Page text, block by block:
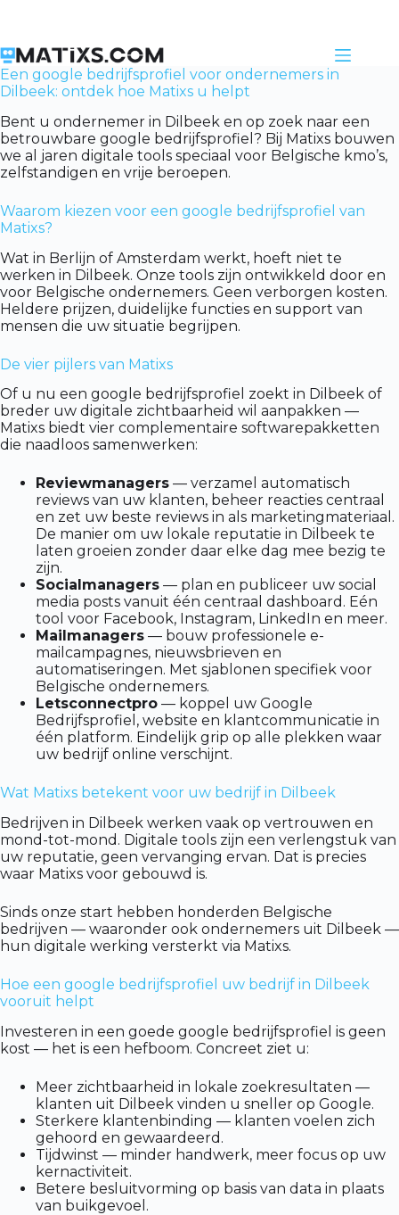
Een google bedrijfsprofiel voor ondernemers in
Dilbeek: ontdek hoe Matixs u helpt
Bent u ondernemer in Dilbeek en op zoek naar een
betrouwbare google bedrijfsprofiel? Bij Matixs bouwen
we al jaren digitale tools speciaal voor Belgische kmo’s,
zelfstandigen en vrije beroepen.
Waarom kiezen voor een google bedrijfsprofiel van
Matixs?
Wat in Berlijn of Amsterdam werkt, hoeft niet te
werken in Dilbeek. Onze tools zijn ontwikkeld door en
voor Belgische ondernemers. Geen verborgen kosten.
Heldere prijzen, duidelijke functies en support van
mensen die uw situatie begrijpen.
De vier pijlers van Matixs
Of u nu een google bedrijfsprofiel zoekt in Dilbeek of
breder uw digitale zichtbaarheid wil aanpakken —
Matixs biedt vier complementaire softwarepakketten
die naadloos samenwerken:
Reviewmanagers — verzamel automatisch
reviews van uw klanten, beheer reacties centraal
en zet uw beste reviews in als marketingmateriaal.
De manier om uw lokale reputatie in Dilbeek te
laten groeien zonder daar elke dag mee bezig te
zijn.
Socialmanagers — plan en publiceer uw social
media posts vanuit één centraal dashboard. Eén
tool voor Facebook, Instagram, LinkedIn en meer.
Mailmanagers — bouw professionele e-
mailcampagnes, nieuwsbrieven en
automatiseringen. Met sjablonen specifiek voor
Belgische ondernemers.
Letsconnectpro — koppel uw Google
Bedrijfsprofiel, website en klantcommunicatie in
één platform. Eindelijk grip op alle plekken waar
uw bedrijf online verschijnt.
Wat Matixs betekent voor uw bedrijf in Dilbeek
Bedrijven in Dilbeek werken vaak op vertrouwen en
mond-tot-mond. Digitale tools zijn een verlengstuk van
uw reputatie, geen vervanging ervan. Dat is precies
waar Matixs voor gebouwd is.
Sinds onze start hebben honderden Belgische
bedrijven — waaronder ook ondernemers uit Dilbeek —
hun digitale werking versterkt via Matixs.
Hoe een google bedrijfsprofiel uw bedrijf in Dilbeek
vooruit helpt
Investeren in een goede google bedrijfsprofiel is geen
kost — het is een hefboom. Concreet ziet u:
Meer zichtbaarheid in lokale zoekresultaten —
klanten uit Dilbeek vinden u sneller op Google.
Sterkere klantenbinding — klanten voelen zich
gehoord en gewaardeerd.
Tijdwinst — minder handwerk, meer focus op uw
kernactiviteit.
Betere besluitvorming op basis van data in plaats
van buikgevoel.